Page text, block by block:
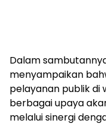
Dalam
menyampaikan
pelayanan publik di
berbagai upaya
melalui sinergi